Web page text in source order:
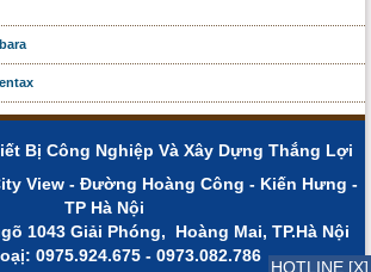
Bị Công Nghiệp Và Xây Dựng Thắng Lợi
View - Đường Hoàng Công - Kiến Hưng -
TP Hà Nội
1043 Giải Phóng, Hoàng Mai, TP.Hà Nội
0975.924.675 - 0973.082.786
HOTLINE [X]